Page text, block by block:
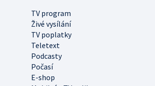
TV program
Živé vysílání
TV poplatky
Teletext
Podcasty
Počasí
E-shop